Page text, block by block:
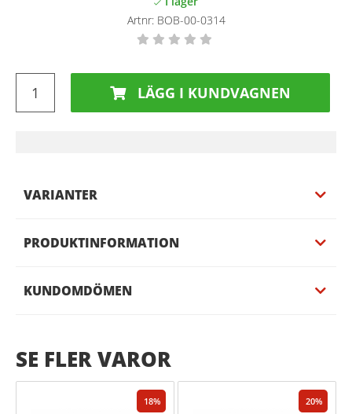
Artnr: BOB-00-0314
LÄGG I KUNDVAGNEN
VARIANTER
PRODUKTINFORMATION
KUNDOMDÖMEN
SE FLER VAROR
18 20